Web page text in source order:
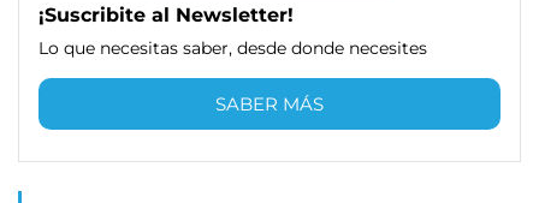
¡Suscribite al Newsletter!
Lo que necesitas saber, desde donde necesites
SABER MÁS